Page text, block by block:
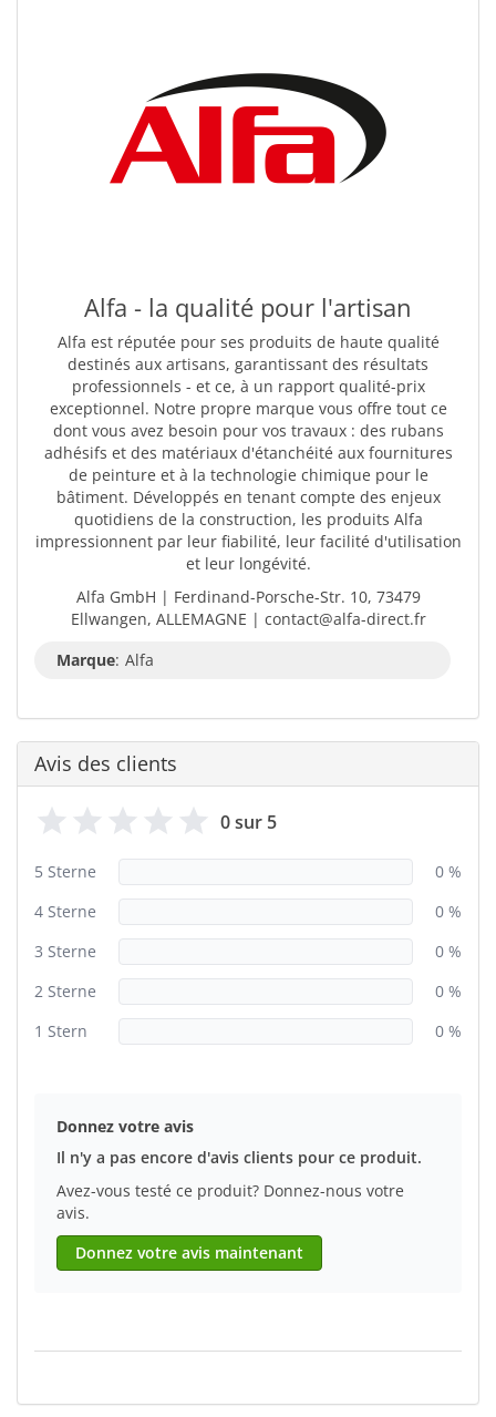
Alfa - la qualité pour l'artisan
Alfa est réputée pour ses produits de haute qualité
destinés aux artisans, garantissant des résultats
professionnels - et ce, à un rapport qualité-prix
exceptionnel. Notre propre marque vous offre tout ce
dont vous avez besoin pour vos travaux : des rubans
adhésifs et des matériaux d'étanchéité aux fournitures
de peinture et à la technologie chimique pour le
bâtiment. Développés en tenant compte des enjeux
quotidiens de la construction, les produits Alfa
impressionnent par leur fiabilité, leur facilité d'utilisation
et leur longévité.
Alfa GmbH | Ferdinand-Porsche-Str. 10, 73479
Ellwangen, ALLEMAGNE | contact@alfa-direct.fr
Marque: Alfa
Avis des clients
0 sur 5
5 Sterne
0 %
4 Sterne
0 %
3 Sterne
0 %
2 Sterne
0 %
1 Stern
0 %
Donnez votre avis
Il n'y a pas encore d'avis clients pour ce produit.
Avez-vous testé ce produit? Donnez-nous votre
avis.
Donnez votre avis maintenant